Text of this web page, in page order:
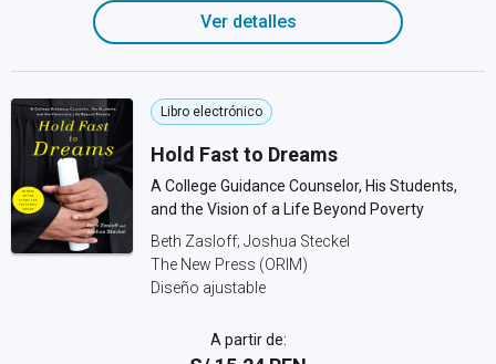
Ver detalles
Libro electrónico
Hold Fast to Dreams
A College Guidance Counselor, His Students,
and the Vision of a Life Beyond Poverty
Beth Zasloff; Joshua Steckel
The New Press (ORIM)
Diseño ajustable
A partir de: